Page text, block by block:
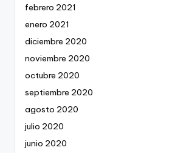
febrero 2021
enero 2021
diciembre 2020
noviembre 2020
octubre 2020
septiembre 2020
agosto 2020
julio 2020
junio 2020